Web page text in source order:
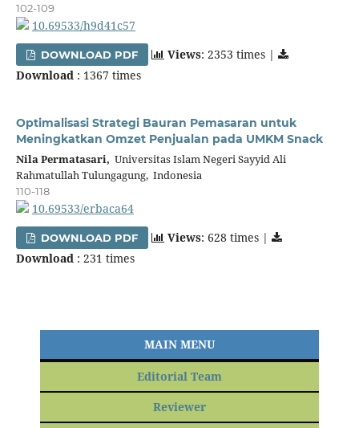
102-109
10.69533/h9d41c57
DOWNLOAD PDF Views: 2353 times |
Download: 1367 times
Optimalisasi Strategi Bauran Pemasaran untuk
Meningkatkan Omzet Penjualan pada UMKM Snack
Nila Permatasari, Universitas Islam Negeri Sayyid Ali
Rahmatullah Tulungagung, Indonesia
110-118
10.69533/erbaca64
DOWNLOAD PDF Views: 628 times |
Download: 231 times
MAIN MENU
Editorial Team
Reviewer